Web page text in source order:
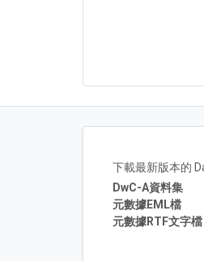
下載最新版本的
DwC-A資料集
元數據EML檔
元數據RTF文字檔